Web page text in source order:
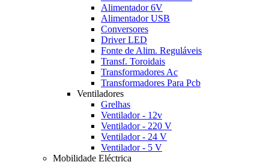
Alimentador 6V
Alimentador USB
Conversores
Driver LED
Fonte de Alim. Reguláveis
Transf. Toroidais
Transformadores Ac
Transformadores Para Pcb
Ventiladores
Grelhas
Ventilador - 12v
Ventilador - 220 V
Ventilador - 24 V
Ventilador - 5 V
Mobilidade Eléctrica